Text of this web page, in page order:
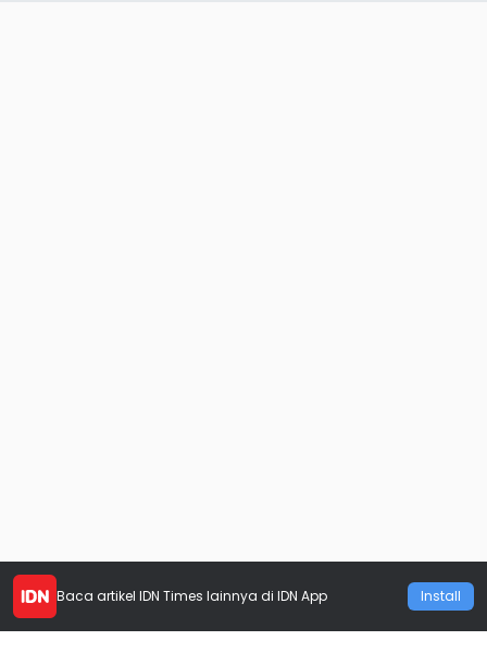
Baca artikel IDN Times lainnya di IDN App Install